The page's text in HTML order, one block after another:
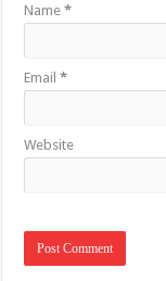
Name*
Email*
Website